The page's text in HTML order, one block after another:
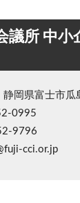
議所 中小
岡県富士市瓜
0995
9796
cci.or.jp